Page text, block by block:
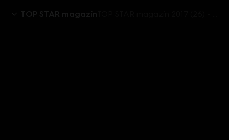
TOP STAR magazín